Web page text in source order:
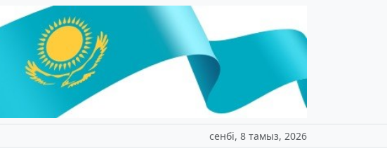
сенбі, 8 тамыз, 2026